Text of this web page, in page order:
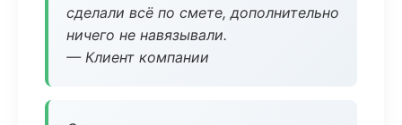
сделали всё по смете, дополнительно
ничего не навязывали.
— Клиент компании